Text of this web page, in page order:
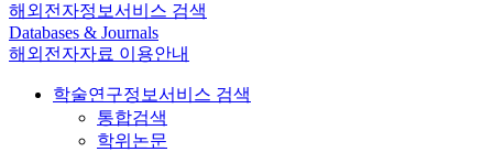
해외전자정보서비스 검색
Databases & Journals
해외전자자료 이용안내
학술연구정보서비스 검색
통합검색
학위논문